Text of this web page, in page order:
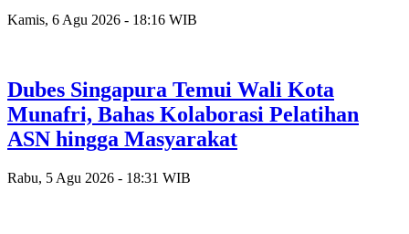
Kamis, 6 Agu 2026 - 18:16 WIB
Dubes Singapura Temui Wali Kota
Munafri, Bahas Kolaborasi Pelatihan
ASN hingga Masyarakat
Rabu, 5 Agu 2026 - 18:31 WIB